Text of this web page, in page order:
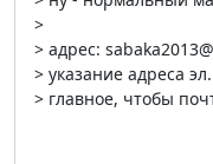
>
> адрес:
> указание адреса
> главное, чтобы